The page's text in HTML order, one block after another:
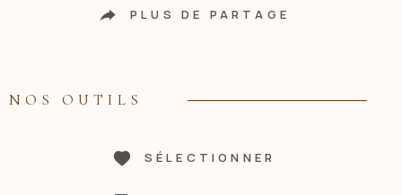
PLUS DE PARTAGE
NOS OUTILS
SÉLECTIONNER